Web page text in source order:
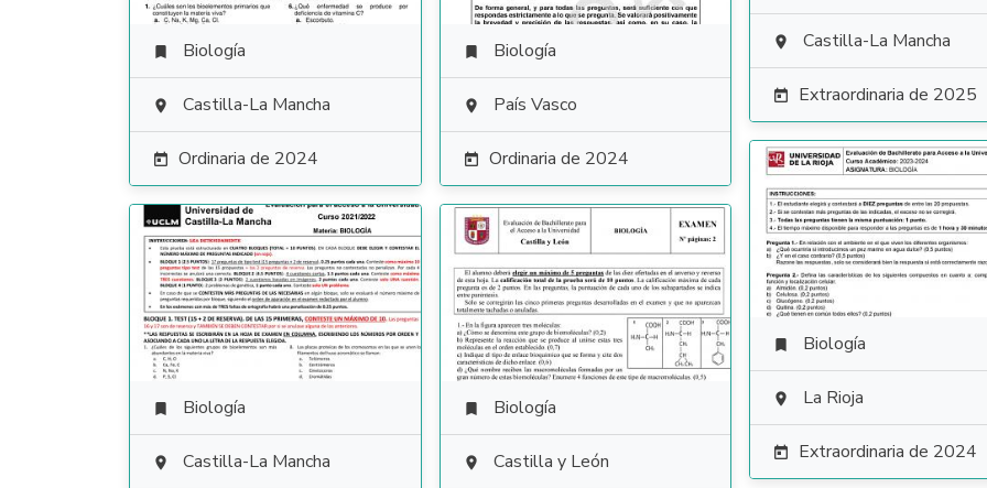
 Castilla-La Mancha
 Extraordinaria de 2025
 Biología
 Castilla-La Mancha
 Ordinaria de 2024
 Biología
 País Vasco
 Ordinaria de 2024
 Biología
 La Rioja
 Extraordinaria de 2024
 Biología
 Castilla-La Mancha
 Biología
 Castilla y León